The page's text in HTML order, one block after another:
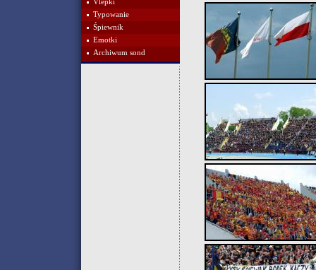
Vlepki
Typowanie
Śpiewnik
Emotki
Archiwum sond